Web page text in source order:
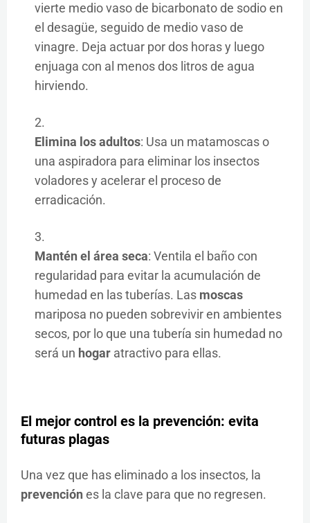
vierte medio vaso de bicarbonato de sodio en
el desagüe, seguido de medio vaso de
vinagre. Deja actuar por dos horas y luego
enjuaga con al menos dos litros de agua
hirviendo.
Elimina los adultos: Usa un matamoscas o
una aspiradora para eliminar los insectos
voladores y acelerar el proceso de
erradicación.
Mantén el área seca: Ventila el baño con
regularidad para evitar la acumulación de
humedad en las tuberías. Las moscas
mariposa no pueden sobrevivir en ambientes
secos, por lo que una tubería sin humedad no
será un hogar atractivo para ellas.
El mejor control es la prevención: evita
futuras plagas
Una vez que has eliminado a los insectos, la
prevención es la clave para que no regresen.